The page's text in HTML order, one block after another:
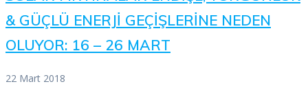
& GÜÇLÜ ENERJİ GEÇİŞLERİNE NEDEN
OLUYOR: 16 – 26 MART
22 Mart 2018